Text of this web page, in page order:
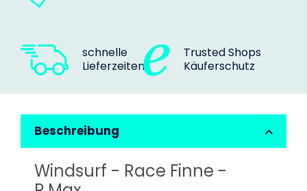
schnelle
Lieferzeiten
Trusted Shops
Käuferschutz
Beschreibung
Windsurf - Race Finne -